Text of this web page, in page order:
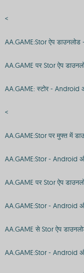
<
AA.GAME:Stor ऐप
AA.GAME पर Stor ऐप
AA.GAME: स्टोर - Android
<
AA.GAME:Stor पर मुफ्त में
AA.GAME:Stor - Android
AA.GAME पर Stor ऐप
AA.GAME:Stor - Android
AA.GAME से Stor ऐप
AA.GAME:Stor - Android